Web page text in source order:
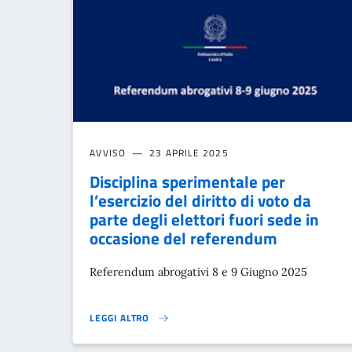
AVVISO 23 APRILE 2025
Disciplina sperimentale per
l’esercizio del diritto di voto da
parte degli elettori fuori sede in
occasione del referendum
Referendum abrogativi 8 e 9 Giugno 2025
LEGGI ALTRO
DISCIPLINA SPERIMENTALE PER L’ESERCIZIO DEL